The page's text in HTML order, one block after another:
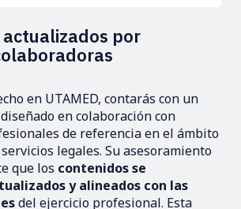
por
en UTAMED, contarás con un
en colaboración con
de referencia en el ámbito
legales. Su asesoramiento
que los contenidos se
y alineados con las
del ejercicio profesional. Esta